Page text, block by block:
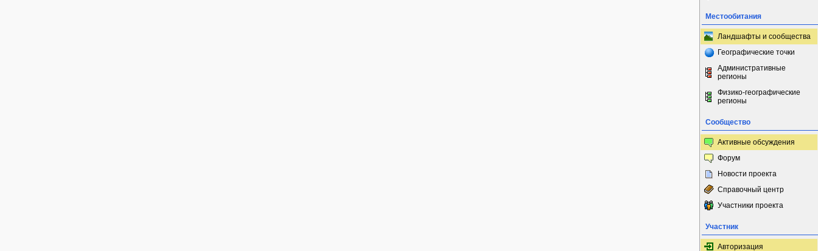
Местообитания
Ландшафты и сообщества
Географические точки
Административные
регионы
Физико-географические
регионы
Сообщество
Активные обсуждения
Форум
Новости проекта
Справочный центр
Участники проекта
Участник
Авторизация